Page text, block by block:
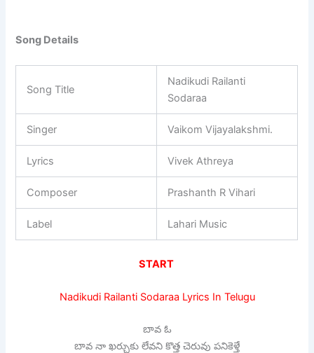
Song Details
Song Title
Nadikudi Railanti
Sodaraa
Singer Vaikom Vijayalakshmi.
Lyrics Vivek Athreya
Composer Prashanth R Vihari
Label Lahari Music
START
Nadikudi Railanti Sodaraa Lyrics In Telugu
బావ ఓ
బావ నా ఖర్చుకు లేవని కొత్త చెరువు పనికెళ్తే